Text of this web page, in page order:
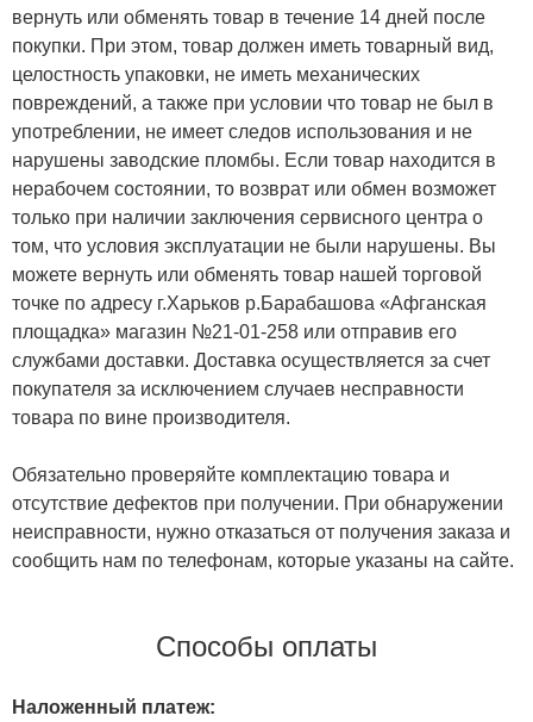
вернуть или обменять товар в течение 14 дней после
покупки. При этом, товар должен иметь товарный вид,
целостность упаковки, не иметь механических
повреждений, а также при условии что товар не был в
употреблении, не имеет следов использования и не
нарушены заводские пломбы. Если товар находится в
нерабочем состоянии, то возврат или обмен возможет
только при наличии заключения сервисного центра о
том, что условия эксплуатации не были нарушены. Вы
можете вернуть или обменять товар нашей торговой
точке по адресу г.Харьков р.Барабашова «Афганская
площадка» магазин №21-01-258 или отправив его
службами доставки. Доставка осуществляется за счет
покупателя за исключением случаев несправности
товара по вине производителя.
Обязательно проверяйте комплектацию товара и
отсутствие дефектов при получении. При обнаружении
неисправности, нужно отказаться от получения заказа и
сообщить нам по телефонам, которые указаны на сайте.
Способы оплаты
Наложенный платеж: